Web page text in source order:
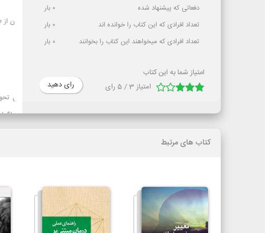
دفعاتی که پیشنهاد شده
0 بار
تعداد افرادی که این کتاب را خوانده اند
0 بار
تعداد افرادی که میخواهند این کتاب را بخوانند
0 بار
امتیاز شما به این کتاب
امتیاز3
/
5 رای رای دهید
کتاب های مرتبط